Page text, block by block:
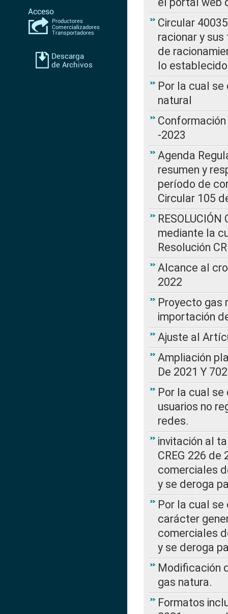
Circular
racionar y
de
lo
Por la cual
natural
-2023
Agenda
resumen y
período de
Circular 105
mediante la
Resolución
Alcance al
2022
Proyecto gas
importación
Ajuste al
Ampliación
De 2021 Y
Por la cual
usuarios no
redes.
invitación al
CREG 226
comerciales
y se deroga
Por la cual
carácter
comerciales
y se deroga
Modificación
gas natura.
Formatos